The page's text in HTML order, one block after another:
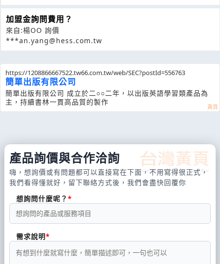
加盟金詢問費用？
來自:楊OO 詢價
***an.yang@hess.com.tw
https://1208866667522.tw66.com.tw/web/SEC?postId=556763
簡單出版有限公司
簡單出版有限公司 成立於二○○二年，以出版英語學習類產品為
主，持續書林一貫高品質的製作
產品詢價與合作洽詢
嗨，想詢價或有問題都可以直接寫在下面，不用寫得很正式，
我們看得懂就好，留下聯絡方式後，我們會盡快回覆你
想詢問什麼呢？
需求說明